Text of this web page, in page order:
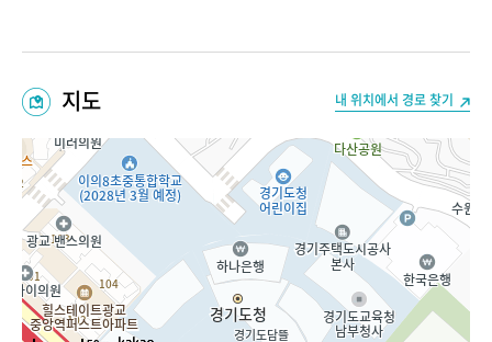
지도 내 위치에서 경로 찾기